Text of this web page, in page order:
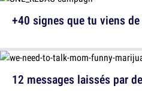
12 messages laissés par
+40 signes que tu viens